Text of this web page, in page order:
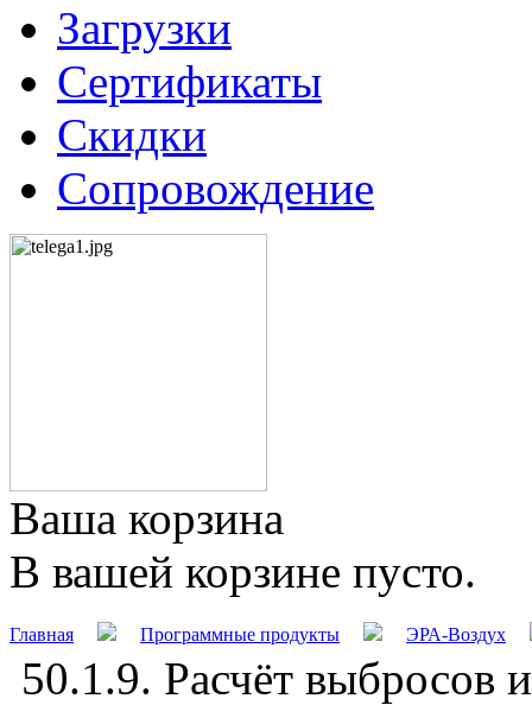
Загрузки
Сертификаты
Скидки
Сопровождение
Ваша корзина
В вашей корзине пусто.
Главная Программные продукты ЭРА-Воздух
50.1.9. Расчёт выбросов